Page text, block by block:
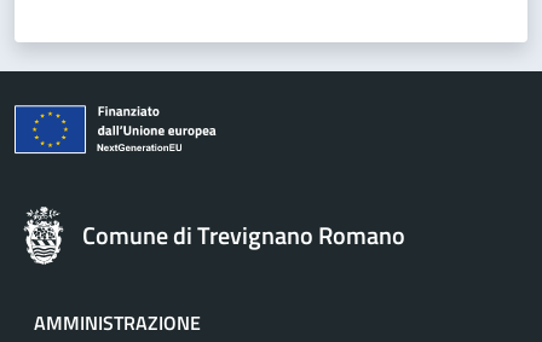
Comune di Trevignano Romano
AMMINISTRAZIONE